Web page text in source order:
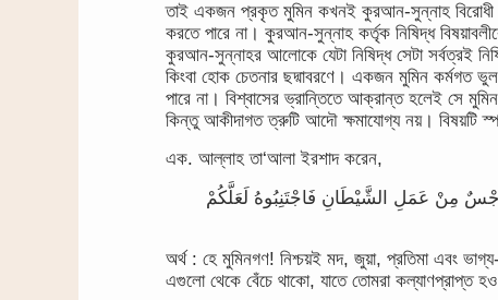
তাই একজন প্রকৃত মুমিন কখনই কুরআন-সুন্নাহ বিরোধী
করতে পারে না। কুরআন-সুন্নাহ কর্তৃক নিষিদ্ধ
কুরআন-সুন্নাহর আলোকে যেটা নিষিদ্ধ সেটা সর্বত্রই
কিংবা হোক চেতনার ছদ্মাবরণে। একজন মুমিন কর্মগত
পারে না। বিশ্বাসের ভ্রান্তিতে আক্রান্ত হলেই সে
কিন্তু আকীদাগত ত্রুটি আদৌ ক্ষমাযোগ্য নয়। বিষয়টি
এক. আল্লাহ তা‘আলা ইরশাদ করেন,
رِجْسٌ مِنْ عَمَلِ الشَّيْطَانِ فَاجْتَنِبُوهُ لَعَلَّكُمْ
অর্থ : হে মুমিনগণ! নিশ্চয়ই মদ, জুয়া, প্রতিমা এবং
এগুলো থেকে বেঁচে থাকো, যাতে তোমরা কল্যাণপ্রাপ্ত